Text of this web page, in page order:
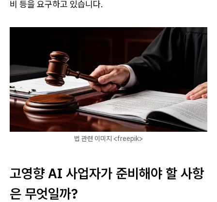
비 등을 요구하고 있습니다.
법 관련 이미지 <freepik>
고영향 AI 사업자가 준비해야 할 사항
은 무엇일까?